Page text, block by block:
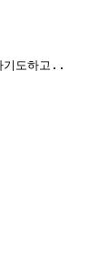
기도하고..